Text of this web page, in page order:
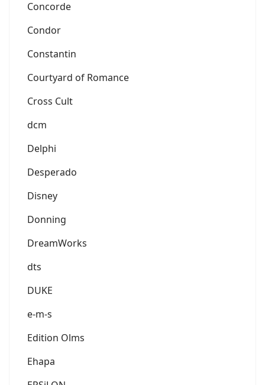
Concorde
Condor
Constantin
Courtyard of Romance
Cross Cult
dcm
Delphi
Desperado
Disney
Donning
DreamWorks
dts
DUKE
e-m-s
Edition Olms
Ehapa